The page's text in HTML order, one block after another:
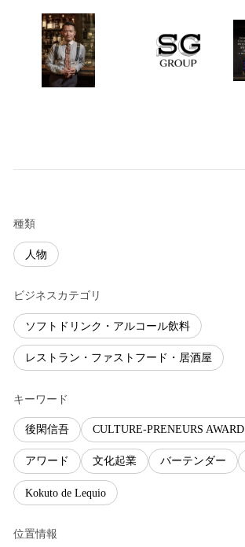
種類
人物
ビジネスカテゴリ
ソフトドリンク・アルコール飲料
レストラン・ファストフード・居酒屋
キーワード
後閑信吾 CULTURE-PRENEURS AWARD
アワード 文化起業 バーテンダー
Kokuto de Lequio
位置情報